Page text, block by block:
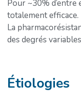
Pour ~30% d’entre
totalement efficace.
La
des degrés
Étiologies